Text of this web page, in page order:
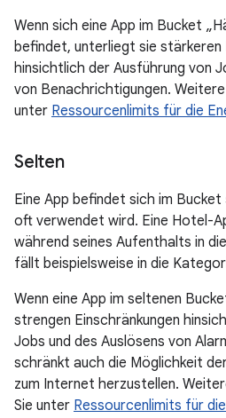
Wenn sich eine App im Bucket
befindet, unterliegt sie stärkeren
hinsichtlich der Ausführung von
von Benachrichtigungen.
unter Ressourcenlimits für die
Selten
Eine App befindet sich im Bucket
oft verwendet wird. Eine Hotel-
während seines Aufenthalts in
fällt beispielsweise in die
Wenn eine App im seltenen
strengen Einschränkungen
Jobs und des Auslösens von
schränkt auch die Möglichkeit
zum Internet herzustellen.
Sie unter Ressourcenlimits für